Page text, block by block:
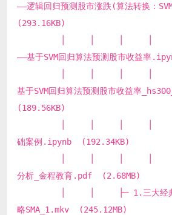
——逻辑回归预测股市涨跌(算法转换：
(293.16KB)
│ │ │ │ ├─ 机
——基于SVM回归算法预测股市收益率
│ │ │ │ ├─ 机
基于SVM回归算法预测股市收益率
(189.56KB)
│ │ │ │ ├─ 机
础案例.ipynb (192.34KB)
│ │ │ │ ├─ 量
分析_金程教育.pdf (2.68MB)
│ │ ├─ 1.三大经典策
略SMA_1.mkv (245.12MB)